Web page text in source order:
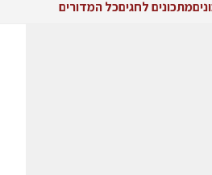
מתכונים לחגיםכל המדורים